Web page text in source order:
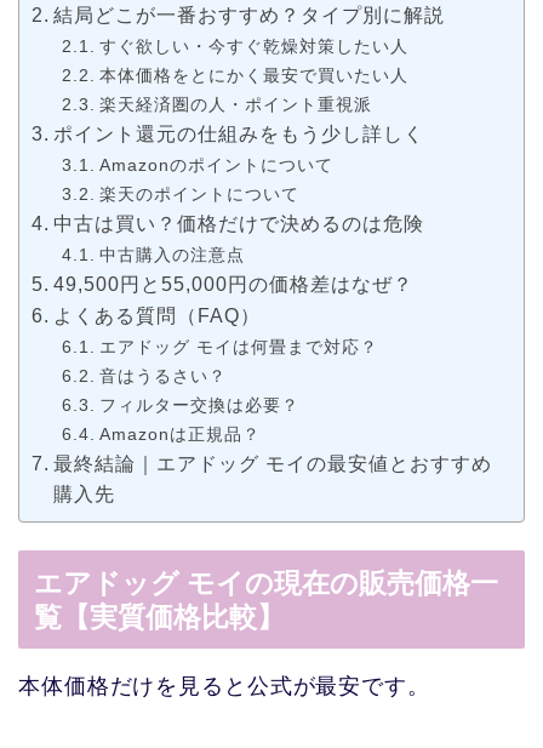
結局どこが一番おすすめ？タイプ別に解説
すぐ欲しい・今すぐ乾燥対策したい人
本体価格をとにかく最安で買いたい人
楽天経済圏の人・ポイント重視派
ポイント還元の仕組みをもう少し詳しく
Amazonのポイントについて
楽天のポイントについて
中古は買い？価格だけで決めるのは危険
中古購入の注意点
49,500円と55,000円の価格差はなぜ？
よくある質問（FAQ）
エアドッグ モイは何畳まで対応？
音はうるさい？
フィルター交換は必要？
Amazonは正規品？
最終結論｜エアドッグ モイの最安値とおすすめ
購入先
エアドッグ モイの現在の販売価格一
覧【実質価格比較】
本体価格だけを見ると公式が最安です。